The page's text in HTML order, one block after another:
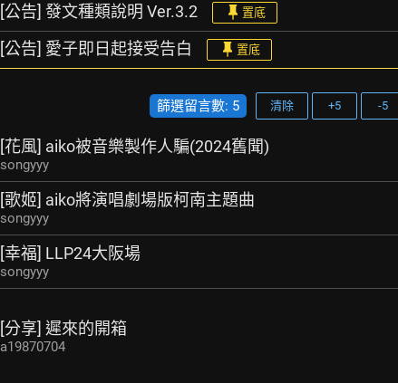
[公告] 發文種類說明 Ver.3.2 置底
[公告] 愛子即日起接受告白 置底
篩選留言數: 5 清除 +5 -5
[花風] aiko被音樂製作人騙(2024舊聞)
songyyy
[歌姬] aiko將演唱劇場版柯南主題曲
songyyy
[幸福] LLP24大阪場
songyyy
[分享] 遲來的開箱
a19870704